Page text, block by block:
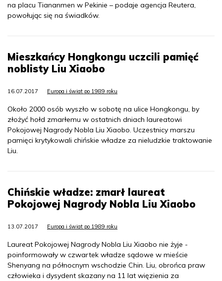
na placu Tiananmen w Pekinie – podaje agencja Reutera,
powołując się na świadków.
Mieszkańcy Hongkongu uczcili pamięć
noblisty Liu Xiaobo
16.07.2017 Europa i świat po 1989 roku
Około 2000 osób wyszło w sobotę na ulice Hongkongu, by
złożyć hołd zmarłemu w ostatnich dniach laureatowi
Pokojowej Nagrody Nobla Liu Xiaobo. Uczestnicy marszu
pamięci krytykowali chińskie władze za nieludzkie traktowanie
Liu.
Chińskie władze: zmarł laureat
Pokojowej Nagrody Nobla Liu Xiaobo
13.07.2017 Europa i świat po 1989 roku
Laureat Pokojowej Nagrody Nobla Liu Xiaobo nie żyje -
poinformowały w czwartek władze sądowe w mieście
Shenyang na północnym wschodzie Chin. Liu, obrońca praw
człowieka i dysydent skazany na 11 lat więzienia za